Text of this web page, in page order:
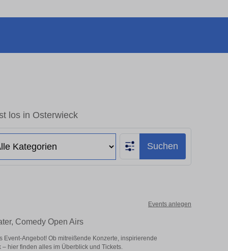
los in Osterwieck
Suchen
Events anlegen
Comedy Open Airs
Angebot! Ob mitreißende Konzerte, inspirierende
hier finden alles im Überblick und Tickets.